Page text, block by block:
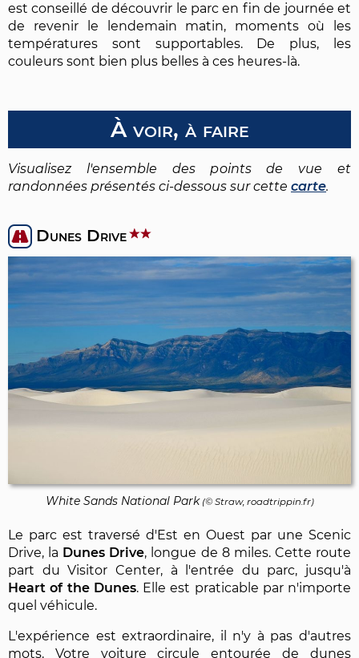
est conseillé de découvrir le parc en fin de journée et
de revenir le lendemain matin, moments où les
températures sont supportables. De plus, les
couleurs sont bien plus belles à ces heures-là.
À voir, à faire
Visualisez l'ensemble des points de vue et
randonnées présentés ci-dessous sur cette carte.
Dunes Drive
White Sands National Park(© Straw, roadtrippin.fr)
Le parc est traversé d'Est en Ouest par une Scenic
Drive, la Dunes Drive, longue de 8 miles. Cette route
part du Visitor Center, à l'entrée du parc, jusqu'à
Heart of the Dunes. Elle est praticable par n'importe
quel véhicule.
L'expérience est extraordinaire, il n'y à pas d'autres
mots. Votre voiture circule entourée de dunes